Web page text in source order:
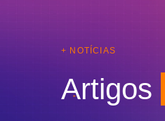
+ NOTÍCIAS
Artigos